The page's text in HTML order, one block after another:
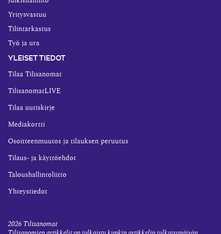
Yritysvastuu
Tilintarkastus
Työ ja ura
YLEISET TIEDOT
Tilaa Tilisanomat
TilisanomatLIVE
Tilaa uutiskirje
Mediakortti
Osoitteenmuutos ja tilauksen peruutus
Tilaus- ja käyttöehdot
Taloushallintoliitto
Yhteystiedot
2026 Tilisanomat